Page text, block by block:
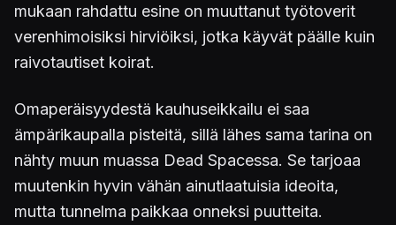
mukaan rahdattu esine on muuttanut työtoverit
verenhimoisiksi hirviöiksi, jotka käyvät päälle kuin
raivotautiset koirat.
Omaperäisyydestä kauhuseikkailu ei saa
ämpärikaupalla pisteitä, sillä lähes sama tarina on
nähty muun muassa Dead Spacessa. Se tarjoaa
muutenkin hyvin vähän ainutlaatuisia ideoita,
mutta tunnelma paikkaa onneksi puutteita.